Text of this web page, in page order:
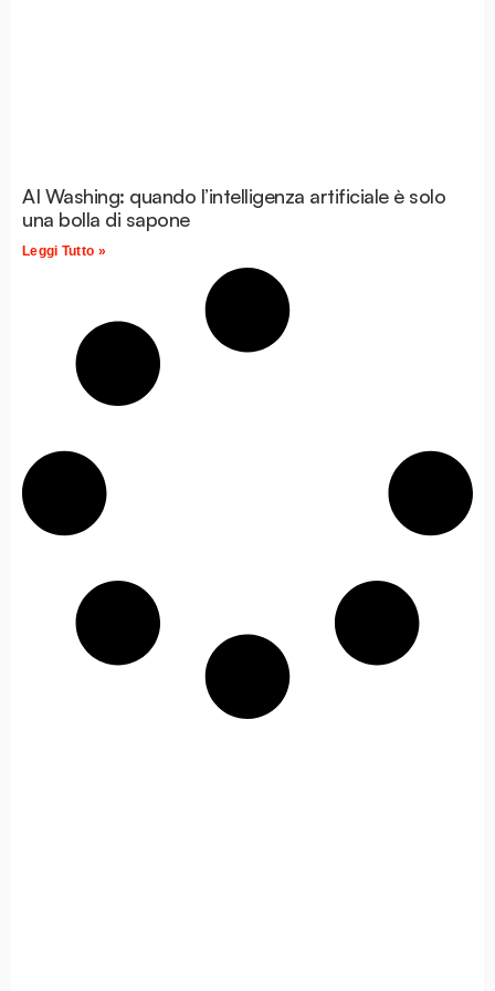
AI Washing: quando l’intelligenza artificiale è solo
una bolla di sapone
Leggi Tutto »